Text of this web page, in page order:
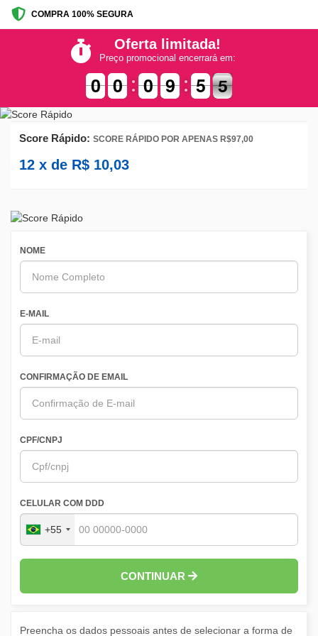
COMPRA 100% SEGURA
Oferta limitada!
Preço promocional encerrará em:
9
9
0
0 9
9
0
0 1
0
0 0
9
9 0
5
5 5
5
4
Score Rápido: SCORE RÁPIDO POR APENAS R$97,00
12 x de R$ 10,03
NOME
E-MAIL
CONFIRMAÇÃO DE EMAIL
CPF/CNPJ
CELULAR COM DDD
+55
CONTINUAR
Preencha os dados pessoais antes de selecionar a forma de